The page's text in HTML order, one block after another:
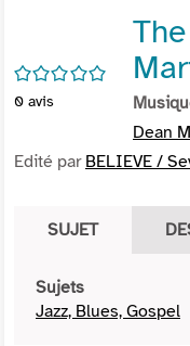
/5
0 avis
Dean
Edité par BELIEVE /
SUJET
Sujets
Jazz, Blues, Gospel